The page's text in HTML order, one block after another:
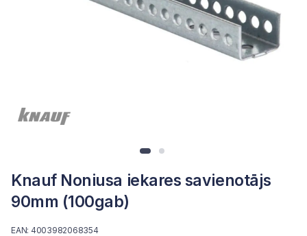
Knauf Noniusa iekares savienotājs
90mm (100gab)
EAN: 4003982068354